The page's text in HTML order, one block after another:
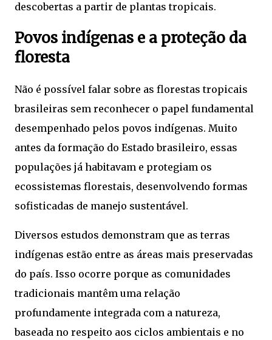
descobertas a partir de plantas tropicais.
Povos indígenas e a proteção da
floresta
Não é possível falar sobre as florestas tropicais
brasileiras sem reconhecer o papel fundamental
desempenhado pelos povos indígenas. Muito
antes da formação do Estado brasileiro, essas
populações já habitavam e protegiam os
ecossistemas florestais, desenvolvendo formas
sofisticadas de manejo sustentável.
Diversos estudos demonstram que as terras
indígenas estão entre as áreas mais preservadas
do país. Isso ocorre porque as comunidades
tradicionais mantêm uma relação
profundamente integrada com a natureza,
baseada no respeito aos ciclos ambientais e no